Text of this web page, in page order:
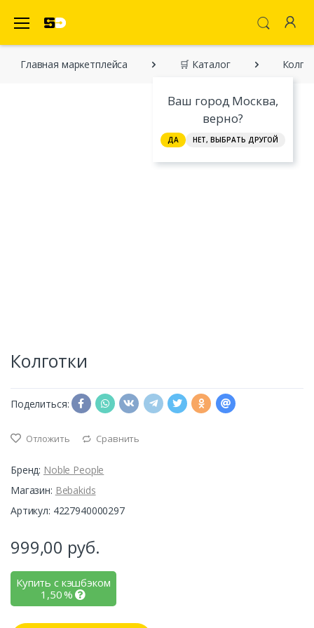
Ваш город Москва,
верно?
ДА НЕТ, ВЫБРАТЬ ДРУГОЙ
Главная марĸетплейса 🛒 Каталог
Колготки
Поделиться:
Отложить Сравнить
Бренд: Noble People
Магазин: Bebakids
Артикул: 4227940000297
999,00 руб.
Купить с кэшбэком
1,50%